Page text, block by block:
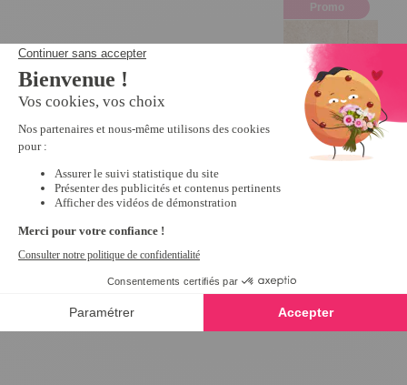
5/5- 1avis
24,99 €
Promo
10,79 €